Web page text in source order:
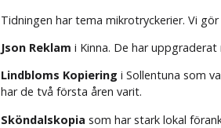
Tidningen har tema mikrotryckerier. Vi
Json Reklam i Kinna. De har
Lindbloms Kopiering i Sollentuna som
har de två första åren varit.
Sköndalskopia som har stark lokal